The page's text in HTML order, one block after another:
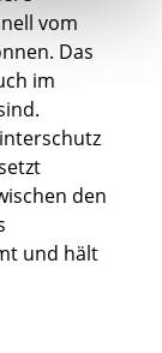
vom
Das
im
den
und hält